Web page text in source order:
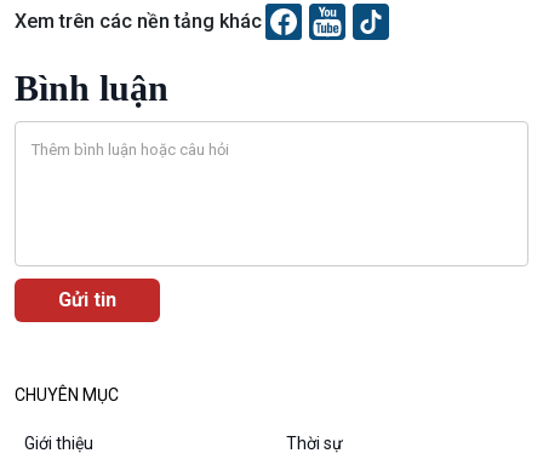
Xã hội chuyển động
Chát với người nổi tiếng
Câu chuyện Thể thao
Xem trên các nền tảng khác
Bình luận
CHUYÊN MỤC
Giới thiệu Thời sự